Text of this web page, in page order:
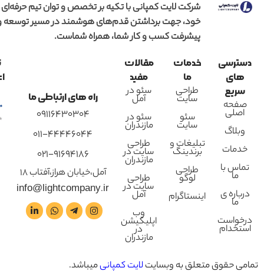
شرکت لایت کمپانی با تکیه بر تخصص و توان تیم حرفه‌ای
خود، جهت برداشتن قدم‌های هوشمند در مسیر توسعه
پیشرفت کسب و کار شما، همراه شماست.
دسترسی
های
سریع
صفحه
اصلی
وبلاگ
خدمات
تماس با
ما
درباره ی
ما
درخواست
استخدام
خدمات
ما
طراحی
سایت
سئو
سایت
تبلیغات و
برندینگ
طراحی
لوگو
اینستاگرام
مقالات
مفید
سئو در
آمل
سئو در
مازندران
طراحی
سایت در
مازندران
طراحی
سایت در
آمل
وب
اپلیکیشن
در
مازندران
راه های ارتباطی ما
09116430304
011-44446044
021-91694186
آمل،خیابان هراز،آفتاب 18
info@lightcompany.ir
تمامی حقوق متعلق به وبسایتلایت کمپانیمیباشد.